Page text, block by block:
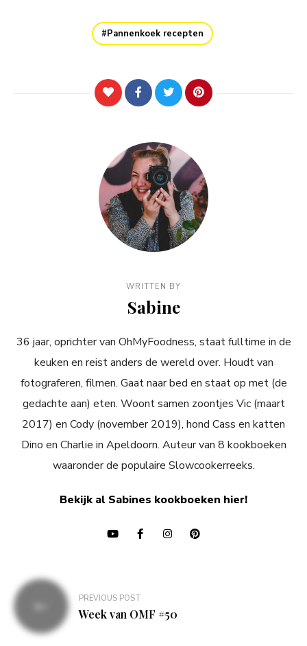
Pannenkoek recepten
WRITTEN BY
Sabine
36 jaar, oprichter van OhMyFoodness, staat fulltime in de
keuken en reist anders de wereld over. Houdt van
fotograferen, filmen. Gaat naar bed en staat op met (de
gedachte aan) eten. Woont samen zoontjes Vic (maart
2017) en Cody (november 2019), hond Cass en katten
Dino en Charlie in Apeldoorn. Auteur van 8 kookboeken
waaronder de populaire Slowcookerreeks.
Bekijk al Sabines kookboeken hier!
Bericht
navigatie
PREVIOUS POST
Week van OMF #50